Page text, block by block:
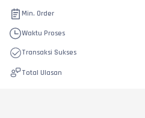
Min. Order
Waktu Proses
Transaksi Sukses
Total Ulasan